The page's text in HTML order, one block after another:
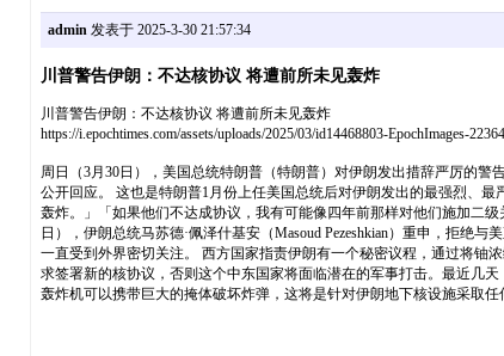
admin发表于 2025-3-30 21:57:34
川普警告伊朗：不达核协议 将遭前所未见轰炸
川普警告伊朗：不达核协议 将遭前所未见轰炸
https://i.epochtimes.com/assets/uploads/2025/03/id14468803-
周日（3月30日），美国总统特朗普（特朗普）对伊朗发出措辞严厉的
公开回应。 这也是特朗普1月份上任美国总统后对伊朗发出的最强烈、
轰炸。」「如果他们不达成协议，我有可能像四年前那样对他们施加二
日），伊朗总统马苏德·佩泽什基安（Masoud Pezeshkian）重申，拒绝
一直受到外界密切关注。 西方国家指责伊朗有一个秘密议程，通过将铀
求签署新的核协议，否则这个中东国家将面临潜在的军事打击。最近几
轰炸机可以携带巨大的掩体破坏炸弹，这将是针对伊朗地下核设施采取任